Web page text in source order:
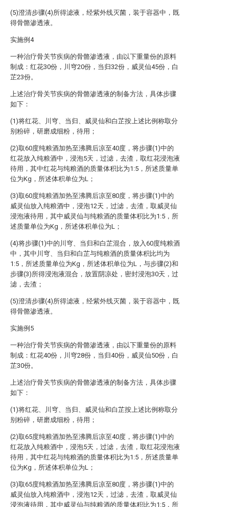
(5)澄清步骤(4)所得滤液，经紫外线灭菌，装于容器中，既
得骨骼渗透液。
实施例4
一种治疗骨关节疾病的骨骼渗透液，由以下重量份的原料
制成：红花30份，川穹20份，当归32份，威灵仙45份，白
芷23份。
上述治疗骨关节疾病的骨骼渗透液的制备方法，具体步骤
如下：
(1)将红花、川穹、当归、威灵仙和白芷按上述比例称取分
别粉碎，研磨成细粉，待用；
(2)取60度纯粮酒加热至沸腾后凉至40度，将步骤(1)中的
红花放入纯粮酒中，浸泡5天，过滤，去渣，取红花浸泡液
待用，其中红花与纯粮酒的质量体积比为1:5，所述质量单
位为Kg，所述体积单位为L；
(3)取60度纯粮酒加热至沸腾后凉至80度，将步骤(1)中的
威灵仙放入纯粮酒中，浸泡12天，过滤，去渣，取威灵仙
浸泡液待用，其中威灵仙与纯粮酒的质量体积比为1:5，所
述质量单位为Kg，所述体积单位为L；
(4)将步骤(1)中的川穹、当归和白芷混合，放入60度纯粮酒
中，其中川穹、当归和白芷与纯粮酒的质量体积比均为
1:5，所述质量单位为Kg，所述体积单位为L，与步骤(2)和
步骤(3)所得浸泡液混合，放置阴凉处，密封浸泡30天，过
滤，去渣；
(5)澄清步骤(4)所得滤液，经紫外线灭菌，装于容器中，既
得骨骼渗透液。
实施例5
一种治疗骨关节疾病的骨骼渗透液，由以下重量份的原料
制成：红花40份，川穹28份，当归40份，威灵仙50份，白
芷30份。
上述治疗骨关节疾病的骨骼渗透液的制备方法，具体步骤
如下：
(1)将红花、川穹、当归、威灵仙和白芷按上述比例称取分
别粉碎，研磨成细粉，待用；
(2)取65度纯粮酒加热至沸腾后凉至40度，将步骤(1)中的
红花放入纯粮酒中，浸泡5天，过滤，去渣，取红花浸泡液
待用，其中红花与纯粮酒的质量体积比为1:5，所述质量单
位为Kg，所述体积单位为L；
(3)取65度纯粮酒加热至沸腾后凉至80度，将步骤(1)中的
威灵仙放入纯粮酒中，浸泡12天，过滤，去渣，取威灵仙
浸泡液待用，其中威灵仙与纯粮酒的质量体积比为1:5，所